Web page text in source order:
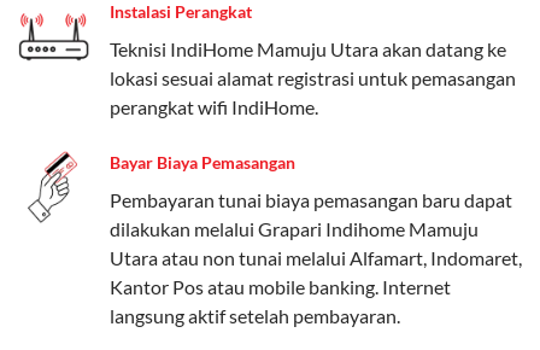
Salah satu fitur unggulan Telkomsel One adalah Paket
Kuota Keluarga. Dengan kuota hingga 30 GB, Anda
bisa membagikan internet kepada anggota keluarga
atau teman tanpa perlu khawatir kehabisan kuota.
Kuota Keluarga 30 GB
Kuota ini dapat digunakan secara bersama-sama oleh
Admin (pelanggan utama) dan anggota yang terdaftar.
Bisa Dibagi Hingga 5 Anggota
Instalasi Perangkat
Teknisi IndiHome Mamuju Utara akan datang ke
lokasi sesuai alamat registrasi untuk pemasangan
perangkat wifi IndiHome.
Bayar Biaya Pemasangan
Pembayaran tunai biaya pemasangan baru dapat
dilakukan melalui Grapari Indihome Mamuju
Utara atau non tunai melalui Alfamart, Indomaret,
Kantor Pos atau mobile banking. Internet
langsung aktif setelah pembayaran.